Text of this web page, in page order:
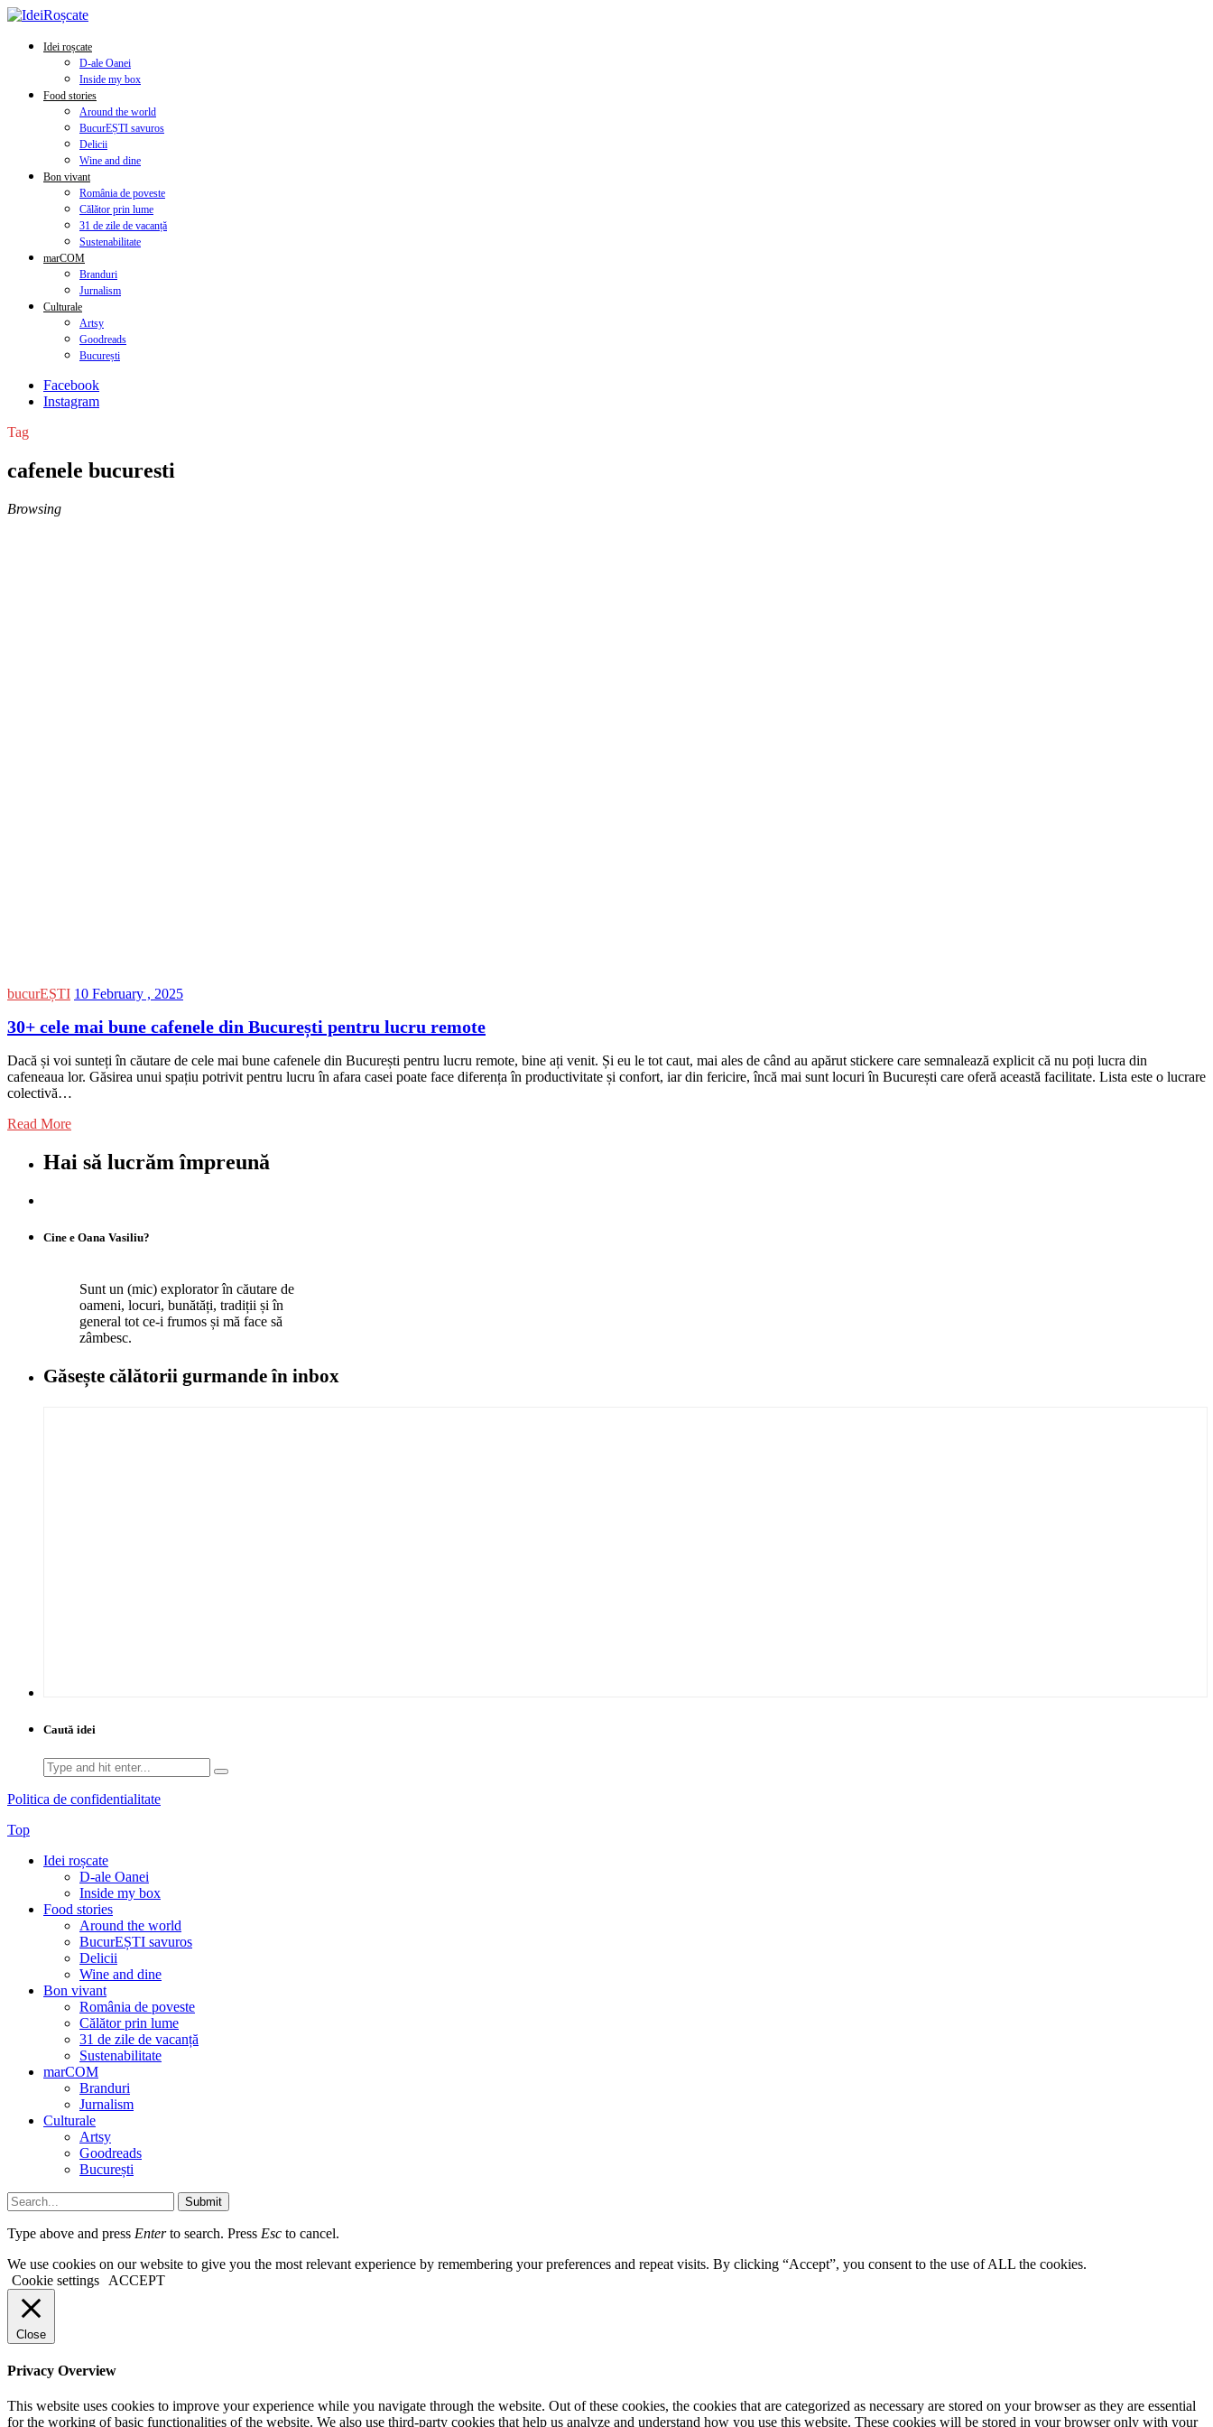
Idei roșcate
D-ale Oanei
Inside my box
Food stories
Around the world
BucurEȘTI savuros
Delicii
Wine and dine
Bon vivant
România de poveste
Călător prin lume
31 de zile de vacanță
Sustenabilitate
marCOM
Branduri
Jurnalism
Culturale
Artsy
Goodreads
București
Facebook
Instagram
Tag
cafenele bucuresti
Browsing
bucurEȘTI 10 February , 2025
30+ cele mai bune cafenele din București pentru lucru remote
Dacă și voi sunteți în căutare de cele mai bune cafenele din București pentru lucru remote, bine ați venit. Și eu le tot caut, mai ales de când au apărut stickere care semnalează explicit că nu poți lucra din
cafeneaua lor. Găsirea unui spațiu potrivit pentru lucru în afara casei poate face diferența în productivitate și confort, iar din fericire, încă mai sunt locuri în București care oferă această facilitate. Lista este o lucrare
colectivă…
Read More
Hai să lucrăm împreună
Cine e Oana Vasiliu?
Sunt un (mic) explorator în căutare de
oameni, locuri, bunătăți, tradiții și în
general tot ce-i frumos și mă face să
zâmbesc.
Găsește călătorii gurmandeîn inbox
Caută idei
Search
for:
Politica de confidentialitate
Top
Idei roșcate
D-ale Oanei
Inside my box
Food stories
Around the world
BucurEȘTI savuros
Delicii
Wine and dine
Bon vivant
România de poveste
Călător prin lume
31 de zile de vacanță
Sustenabilitate
marCOM
Branduri
Jurnalism
Culturale
Artsy
Goodreads
București
Submit
Type above and press Enterto search. Press Esc to cancel.
We use cookies on our website to give you the most relevant experience by remembering your preferences and repeat visits. By clicking “Accept”, you consent to the use of ALL the cookies.
Cookie settings
ACCEPT
Close
Privacy Overview
This website uses cookies to improve your experience while you navigate through the website. Out of these cookies, the cookies that are categorized as necessary are stored on your browser as they are essential
for the working of basic functionalities of the website. We also use third-party cookies that help us analyze and understand how you use this website. These cookies will be stored in your browser only with your